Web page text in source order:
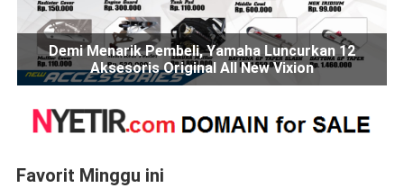
Demi Menarik Pembeli, Yamaha Luncurkan 12
Aksesoris Original All New Vixion
Favorit Minggu ini